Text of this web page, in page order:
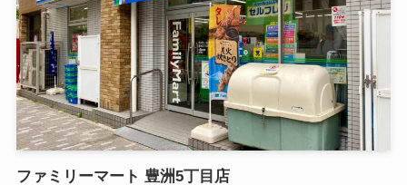
ファミリーマート 豊洲5丁目店